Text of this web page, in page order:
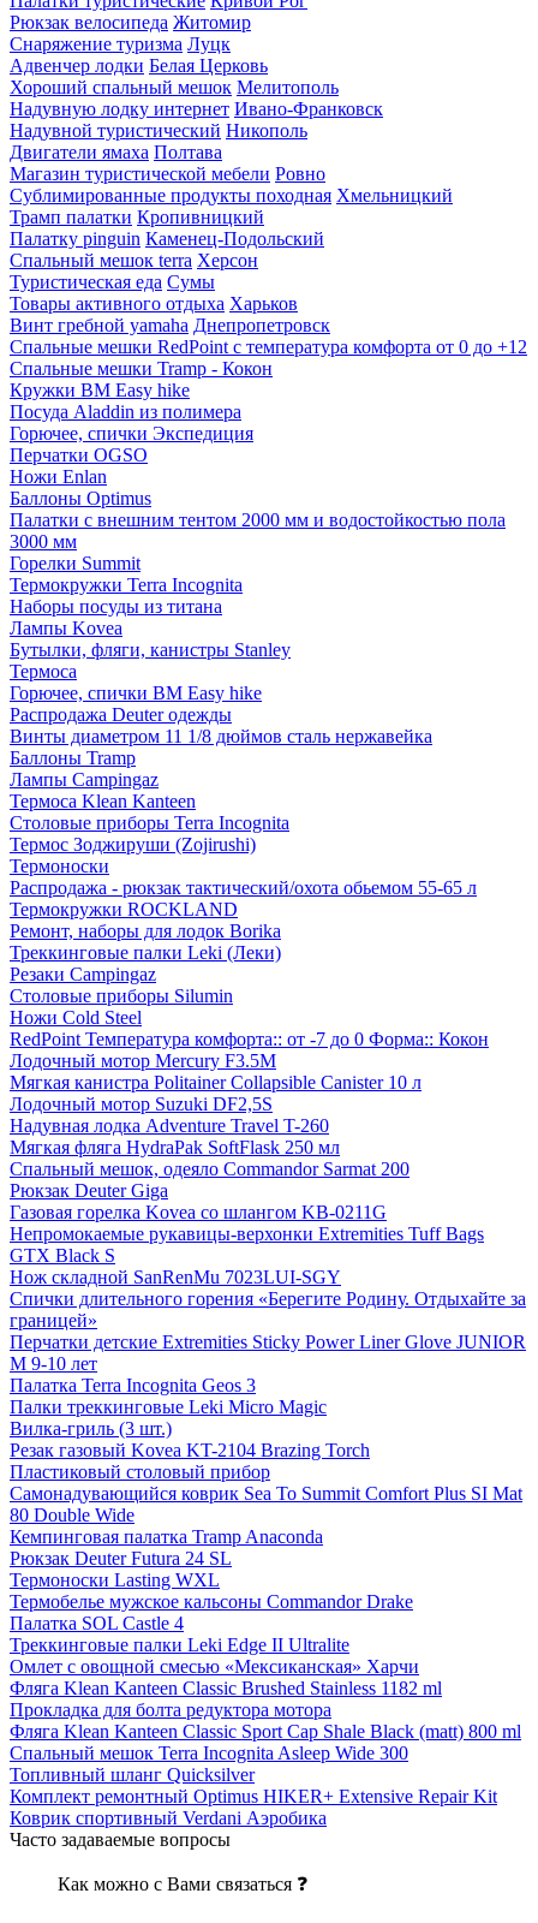
Рюкзак велосипеда Житомир
Снаряжение туризма Луцк
Адвенчер лодки Белая Церковь
Хороший спальный мешок Мелитополь
Надувную лодку интернет Ивано-Франковск
Надувной туристический Никополь
Двигатели ямаха Полтава
Магазин туристической мебели Ровно
Сублимированные продукты походная Хмельницкий
Трамп палатки Кропивницкий
Палатку pinguin Каменец-Подольский
Спальный мешок terra Херсон
Туристическая еда Сумы
Товары активного отдыха Харьков
Винт гребной yamaha Днепропетровск
Спальные мешки RedPoint с температура комфорта от 0 до +12
Спальные мешки Tramp - Кокон
Кружки BM Easy hike
Посуда Aladdin из полимера
Горючее, спички Экспедиция
Перчатки OGSO
Ножи Enlan
Баллоны Optimus
Палатки с внешним тентом 2000 мм и водостойкостью пола
3000 мм
Горелки Summit
Термокружки Terra Incognita
Наборы посуды из титана
Лампы Kovea
Бутылки, фляги, канистры Stanley
Термоса
Горючее, спички BM Easy hike
Распродажа Deuter одежды
Винты диаметром 11 1/8 дюймов сталь нержавейка
Баллоны Tramp
Лампы Campingaz
Термоса Klean Kanteen
Столовые приборы Terra Incognita
Термос Зоджируши (Zojirushi)
Термоноски
Распродажа - рюкзак тактический/охота обьемом 55-65 л
Термокружки ROCKLAND
Ремонт, наборы для лодок Borika
Треккинговые палки Leki (Леки)
Резаки Campingaz
Столовые приборы Silumin
Ножи Cold Steel
RedPoint Температура комфорта:: от -7 до 0 Форма:: Кокон
Лодочный мотор Mercury F3.5M
Мягкая канистра Politainer Collapsible Canister 10 л
Лодочный мотор Suzuki DF2,5S
Надувная лодка Adventure Travel T-260
Мягкая фляга HydraPak SoftFlask 250 мл
Спальный мешок, одеяло Commandor Sarmat 200
Рюкзак Deuter Giga
Газовая горелка Kovea со шлангом KB-0211G
Непромокаемые рукавицы-верхонки Extremities Tuff Bags
GTX Black S
Нож складной SanRenMu 7023LUI-SGY
Спички длительного горения «Берегите Родину. Отдыхайте за
границей»
Перчатки детские Extremities Sticky Power Liner Glove JUNIOR
M 9-10 лет
Палатка Terra Incognita Geos 3
Палки треккинговые Leki Micro Magic
Вилка-гриль (3 шт.)
Резак газовый Kovea KT-2104 Brazing Torch
Пластиковый столовый прибор
Самонадувающийся коврик Sea To Summit Comfort Plus SI Mat
80 Double Wide
Кемпинговая палатка Tramp Anaconda
Рюкзак Deuter Futura 24 SL
Термоноски Lasting WXL
Термобелье мужское кальсоны Commandor Drake
Палатка SOL Castle 4
Треккинговые палки Leki Edge II Ultralite
Омлет с овощной смесью «Мексиканская» Харчи
Фляга Klean Kanteen Classic Brushed Stainless 1182 ml
Прокладка для болта редуктора мотора
Фляга Klean Kanteen Classic Sport Cap Shale Black (matt) 800 ml
Спальный мешок Terra Incognita Asleep Wide 300
Топливный шланг Quicksilver
Комплект ремонтный Optimus HIKER+ Extensive Repair Kit
Коврик спортивный Verdani Аэробика
Часто задаваемые вопросы
Как можно с Вами связаться ❓